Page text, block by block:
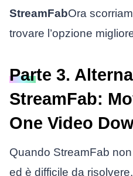
StreamFabOra
trovare l’opzione
Parte 3.
StreamFab:
One Video
Quando StreamFab
ed è difficile da